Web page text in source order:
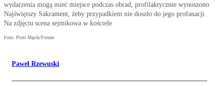
wydarzenia mogą mieć miejsce podczas obrad, profilaktycznie wynoszono
Najświętszy Sakrament, żeby przypadkiem nie doszło do jego profanacji.
Na zdjęciu scena sejmikowa w kościele
Foto: Piotr Męcik/Forum
Paweł Rzewuski